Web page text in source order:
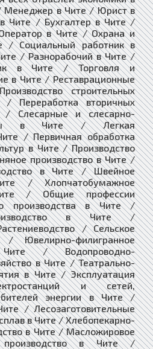
Менеджер в Чите / Юрист в
Чите / Бухгалтер в Чите /
в Чите / Охрана и
/ Социальный работник в
/ Разнорабочий в Чите /
в Чите / Торговля и
в Чите / Реставрационные
строительных
Переработка вторичных
/ Слесарные и слесарно-
в Чите / Легкая
/ Первичная обработка
в Чите / Производство
производство в Чите /
в Чите / Швейное
/ Хлопчатобумажное
/ Общие профессии
производства в Чите /
в Чите /
/ Сельское
Ювелирно-филигранное
/ Водопроводно-
в Чите / Театрально-
в Чите / Эксплуатация
и сетей,
энергии в Чите /
/ Лесозаготовительные
в Чите / Хлебопекарно-
в Чите / Масложировое
производство в Чите /